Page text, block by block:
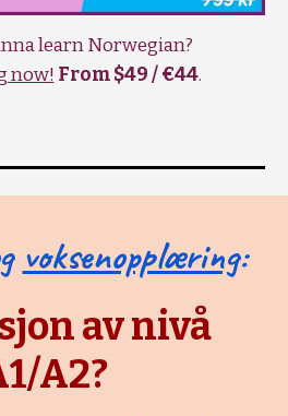
learn Norwegian?
now! From $49 / €44.
voksenopplæring:
av nivå
A2?